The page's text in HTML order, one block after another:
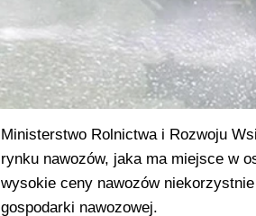
Ministerstwo Rolnictwa i Rozwoju
rynku nawozów, jaka ma miejsce w
wysokie ceny nawozów
gospodarki nawozowej.